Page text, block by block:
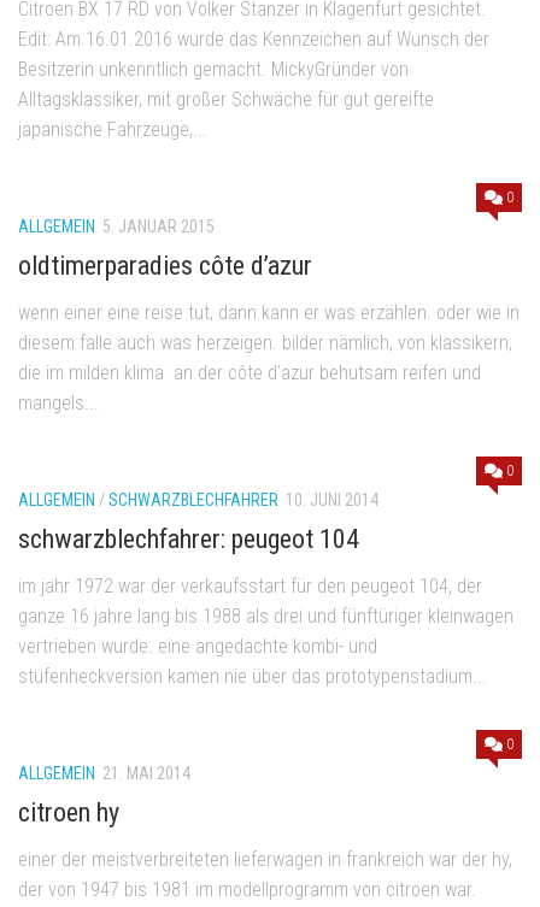
Citroen BX 17 RD von Volker Stanzer in Klagenfurt gesichtet.
Edit: Am 16.01.2016 wurde das Kennzeichen auf Wunsch der
Besitzerin unkenntlich gemacht. MickyGründer von
Alltagsklassiker, mit großer Schwäche für gut gereifte
japanische Fahrzeuge,...
0
ALLGEMEIN 5. JANUAR 2015
oldtimerparadies côte d’azur
wenn einer eine reise tut, dann kann er was erzählen. oder wie in
diesem falle auch was herzeigen. bilder nämlich, von klassikern,
die im milden klima an der côte d’azur behutsam reifen und
mangels...
0
ALLGEMEIN /SCHWARZBLECHFAHRER 10. JUNI 2014
schwarzblechfahrer: peugeot 104
im jahr 1972 war der verkaufsstart für den peugeot 104, der
ganze 16 jahre lang bis 1988 als drei und fünftüriger kleinwagen
vertrieben wurde. eine angedachte kombi- und
stufenheckversion kamen nie über das prototypenstadium...
0
ALLGEMEIN 21. MAI 2014
citroen hy
einer der meistverbreiteten lieferwagen in frankreich war der hy,
der von 1947 bis 1981 im modellprogramm von citroen war.